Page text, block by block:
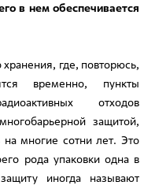
в нем обеспечивается
где, повторюсь,
временно, пункты
отходов
защитой,
на многие сотни лет. Это
рода упаковки одна в
иногда называют